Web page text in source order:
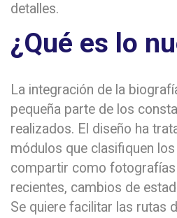
detalles.
¿Qué es lo
La integración de la
pequeña parte de los
realizados. El diseño ha
módulos que clasifiquen
compartir como fotografías
recientes, cambios de
Se quiere facilitar las rutas